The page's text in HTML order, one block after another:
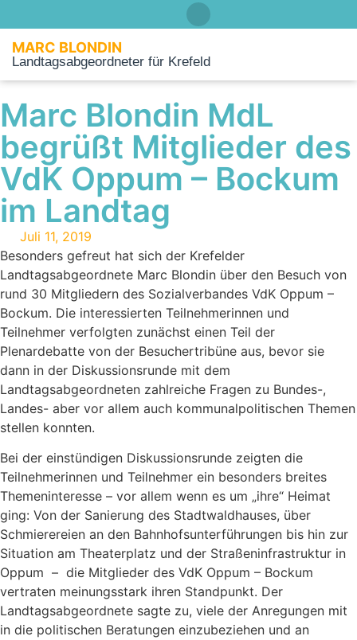
MARC BLONDIN
Landtagsabgeordneter für Krefeld
Marc Blondin MdL
begrüßt Mitglieder des
VdK Oppum – Bockum
im Landtag
Juli 11, 2019
Besonders gefreut hat sich der Krefelder
Landtagsabgeordnete Marc Blondin über den Besuch von
rund 30 Mitgliedern des Sozialverbandes VdK Oppum –
Bockum. Die interessierten Teilnehmerinnen und
Teilnehmer verfolgten zunächst einen Teil der
Plenardebatte von der Besuchertribüne aus, bevor sie
dann in der Diskussionsrunde mit dem
Landtagsabgeordneten zahlreiche Fragen zu Bundes-,
Landes- aber vor allem auch kommunalpolitischen Themen
stellen konnten.
Bei der einstündigen Diskussionsrunde zeigten die
Teilnehmerinnen und Teilnehmer ein besonders breites
Themeninteresse – vor allem wenn es um „ihre“ Heimat
ging: Von der Sanierung des Stadtwaldhauses, über
Schmierereien an den Bahnhofsunterführungen bis hin zur
Situation am Theaterplatz und der Straßeninfrastruktur in
Oppum – die Mitglieder des VdK Oppum – Bockum
vertraten meinungsstark ihren Standpunkt. Der
Landtagsabgeordnete sagte zu, viele der Anregungen mit
in die politischen Beratungen einzubeziehen und an